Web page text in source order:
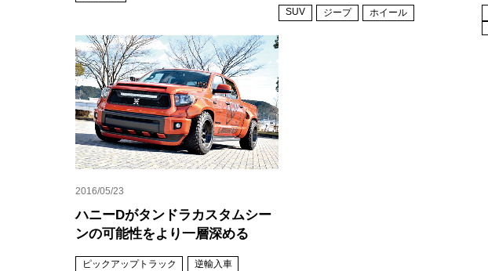
SUV ジープ ホイール
2016/05/23
ハニーDがタンドラカスタムシー
ンの可能性をより一層深める
ピックアップトラック
逆輸入車